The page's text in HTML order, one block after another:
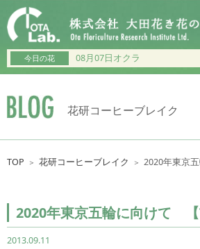
今日の花 08月07日オクラ
花研コーヒーブレイク
TOP ＞ 花研コーヒーブレイク ＞ 2020年東京
2020年東京五輪に向けて 【
2013.09.11